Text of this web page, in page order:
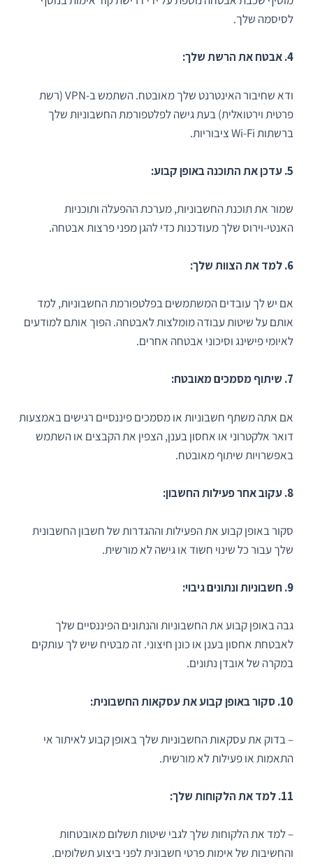
לסיסמה שלך.
4. אבטח את הרשת שלך:
ודא שחיבור האינטרנט שלך מאובטח. השתמש ב-VPN (רשת
פרטית וירטואלית) בעת גישה לפלטפורמת החשבוניות שלך
ברשתות Wi-Fi ציבוריות.
5. עדכן את התוכנה באופן קבוע:
שמור את תוכנת החשבוניות, מערכת ההפעלה ותוכניות
האנטי-וירוס שלך מעודכנות כדי להגן מפני פרצות אבטחה.
6. למד את הצוות שלך:
אם יש לך עובדים המשתמשים בפלטפורמת החשבוניות, למד
אותם על שיטות עבודה מומלצות לאבטחה. הפוך אותם למודעים
לאיומי פישינג וסיכוני אבטחה אחרים.
7. שיתוף מסמכים מאובטח:
אם אתה משתף חשבוניות או מסמכים פיננסיים רגישים באמצעות
דואר אלקטרוני או אחסון בענן, הצפין את הקבצים או השתמש
באפשרויות שיתוף מאובטח.
8. עקוב אחר פעילות החשבון:
סקור באופן קבוע את הפעילות וההגדרות של חשבון החשבונית
שלך עבור כל שינוי חשוד או גישה לא מורשית.
9. חשבוניות ונתונים גיבוי:
גבה באופן קבוע את החשבוניות והנתונים הפיננסיים שלך
לאבטחת אחסון בענן או כונן חיצוני. זה מבטיח שיש לך עותקים
במקרה של אובדן נתונים.
10. סקור באופן קבוע את עסקאות החשבונית:
– בדוק את עסקאות החשבוניות שלך באופן קבוע לאיתור אי
התאמות או פעילות לא מורשית.
11. למד את הלקוחות שלך:
– למד את הלקוחות שלך לגבי שיטות תשלום מאובטחות
והחשיבות של אימות פרטי חשבונית לפני ביצוע תשלומים.